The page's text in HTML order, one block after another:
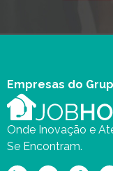
Empresas do
Onde Inovação e
Se Encontram.